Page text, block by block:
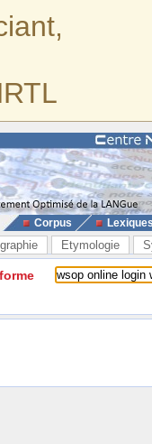
Corpus
Etymologie